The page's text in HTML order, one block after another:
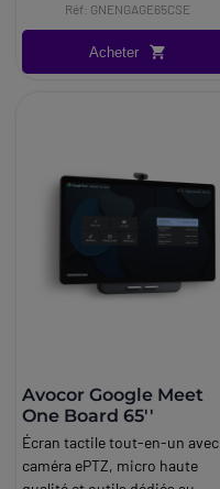
Réf: GNENGAGE65CSE
Acheter
Avocor Google Meet
One Board 65''
Écran tactile tout-en-un avec
caméra ePTZ, micro haute